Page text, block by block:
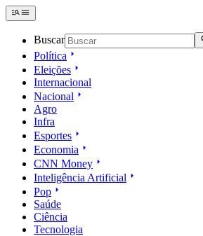
Buscar
Política
Eleições
Internacional
Nacional
Agro
Infra
Esportes
Economia
CNN Money
Inteligência Artificial
Pop
Saúde
Ciência
Tecnologia